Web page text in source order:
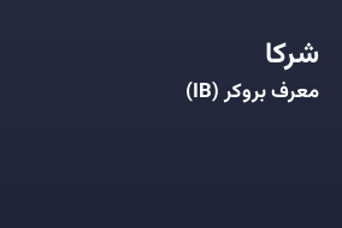
شرکا
معرف بروکر (IB)